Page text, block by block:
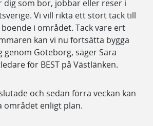
som bor, jobbar eller reser i
Vi vill rikta ett stort tack till
i området. Tack vare ert
kan vi nu fortsätta bygga
Göteborg, säger Sara
för BEST på Västlänken.
och sedan förra veckan kan
området enligt plan.